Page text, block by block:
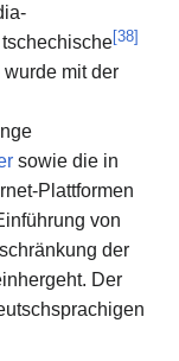
tschechische[38]
mit der
sowie die in
Plattformen
von
der
Der